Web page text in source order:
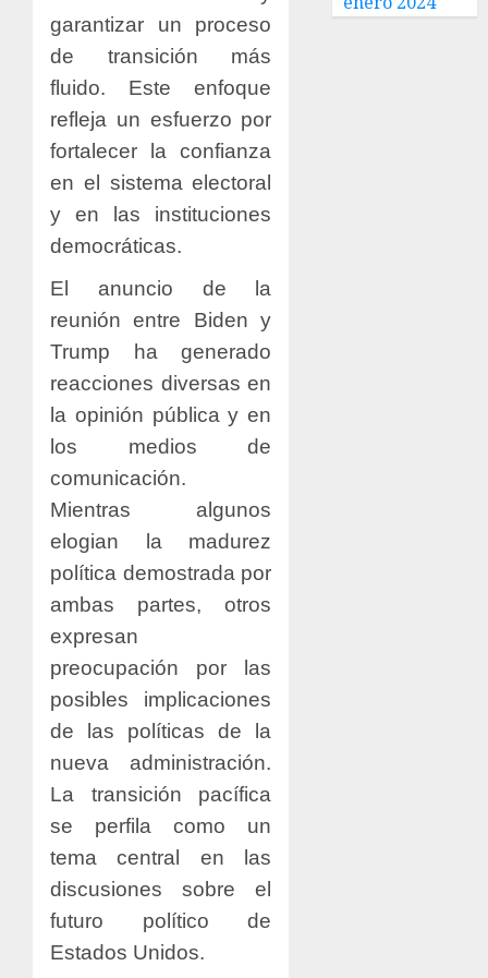
garantizar un proceso
de transición más
fluido. Este enfoque
refleja un esfuerzo por
fortalecer la confianza
en el sistema electoral
y en las instituciones
democráticas.
El anuncio de la
reunión entre Biden y
Trump ha generado
reacciones diversas en
la opinión pública y en
los medios de
comunicación.
Mientras algunos
elogian la madurez
política demostrada por
ambas partes, otros
expresan
preocupación por las
posibles implicaciones
de las políticas de la
nueva administración.
La transición pacífica
se perfila como un
tema central en las
discusiones sobre el
futuro político de
Estados Unidos.